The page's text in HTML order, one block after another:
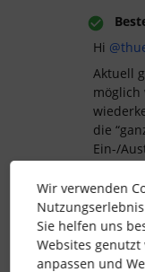
Hi ​
Aktuell
möglich
die
Ein-/
Ist
aktuell
einfällt.
Wir verwenden
Sie helfen uns
Websites
anpassen und